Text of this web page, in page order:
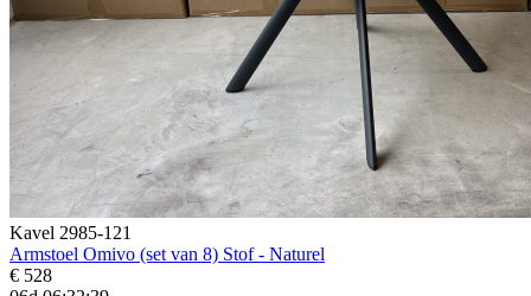
Kavel 2985-121
Armstoel Omivo (set van 8) Stof - Naturel
€ 528